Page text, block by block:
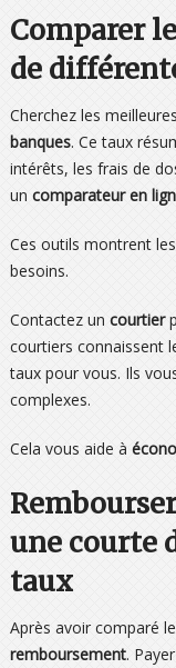
Comparer
de
Cherchez les
banques. Ce taux
intérêts, les frais de
un comparateur en
Ces outils montrent
besoins.
Contactez un courtier
courtiers connaissent
taux pour vous. Ils
complexes.
Cela vous aide à
une courte
taux
Après avoir comparé
remboursement.